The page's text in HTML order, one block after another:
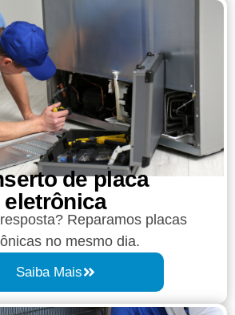
de placa
eletrônica
Reparamos placas
no mesmo dia.
Saiba Mais